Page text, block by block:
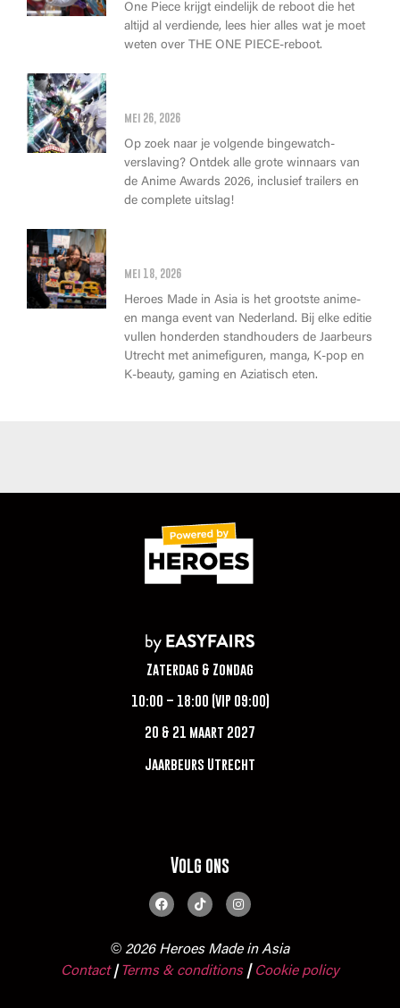
One Piece krijgt eindelijk de reboot die het
altijd al verdiende, lees hier alles wat je moet
weten over THE ONE PIECE-reboot.
mei 26, 2026
Op zoek naar je volgende bingewatch-
verslaving? Ontdek alle grote winnaars van
de Anime Awards 2026, inclusief trailers en
de complete uitslag!
mei 18, 2026
Heroes Made in Asia is het grootste anime-
en manga event van Nederland. Bij elke editie
vullen honderden standhouders de Jaarbeurs
Utrecht met animefiguren, manga, K-pop en
K-beauty, gaming en Aziatisch eten.
Zaterdag & Zondag
10:00 – 18:00 (VIP 09:00)
20 & 21 maart 2027
Jaarbeurs Utrecht
Volg ons
© 2026 Heroes Made in Asia
Contact | Terms & conditions | Cookie policy